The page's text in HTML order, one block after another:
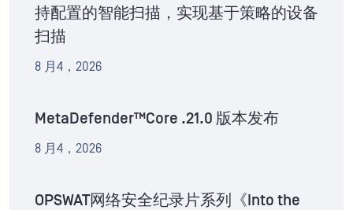
持配置的智能扫描，实现基于策略的设备
扫描
8 月4，2026
MetaDefender™Core .21.0 版本发布
8 月4，2026
OPSWAT网络安全纪录片系列《Into the